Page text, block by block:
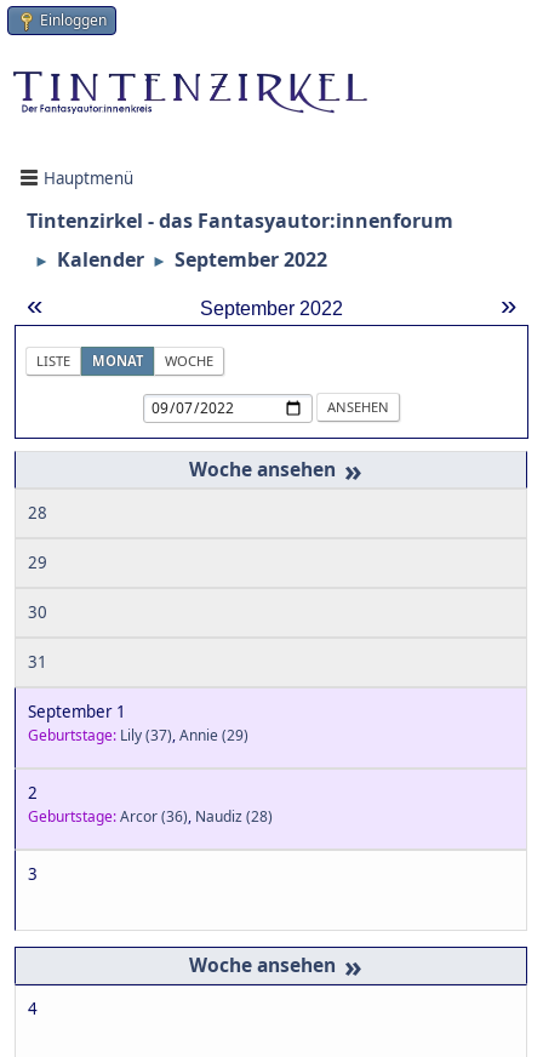
Einloggen
Hauptmenü
Tintenzirkel - das Fantasyautor:innenforum
► Kalender ► September 2022
« »
September 2022
LISTE MONAT WOCHE
»
28
29
30
31
September 1
Geburtstage: Lily(37),Annie(29)
2
Geburtstage:Arcor(36), Naudiz(28)
3
»
4